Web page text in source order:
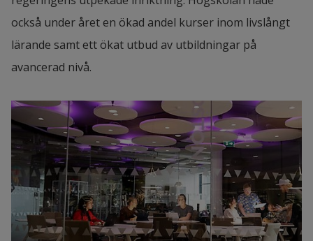
också under året en ökad andel kurser inom livslångt
lärande samt ett ökat utbud av utbildningar på
avancerad nivå.